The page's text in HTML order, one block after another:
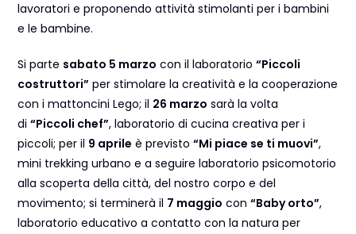
lavoratori e proponendo attività stimolanti per i bambini
e le bambine.
Si parte sabato 5 marzo con il laboratorio“Piccoli
costruttori” per stimolare la creatività e la cooperazione
con i mattoncini Lego; il 26 marzo sarà la volta
di“Piccoli chef”, laboratorio di cucina creativa per i
piccoli; per il 9 aprile è previsto“Mi piace se ti muovi”,
mini trekking urbano e a seguire laboratorio psicomotorio
alla scoperta della città, del nostro corpo e del
movimento; si terminerà il 7 maggio con“Baby orto”,
laboratorio educativo a contatto con la natura per